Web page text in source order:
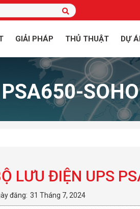
GIẢI PHÁP THỦ THUẬT DỰ
SOHO
LƯU ĐIỆN UPS
đăng: 31 Tháng 7, 2024